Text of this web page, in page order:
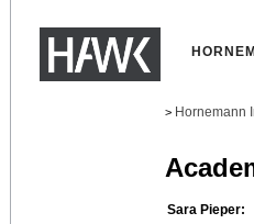
> Hornemann
Sara Pieper: